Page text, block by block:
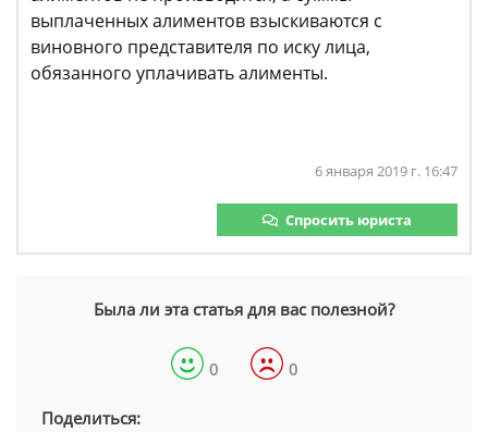
выплаченных алиментов взыскиваются с
виновного представителя по иску лица,
обязанного уплачивать алименты.
6 января 2019 г. 16:47
Спросить юриста
Была ли эта статья для вас полезной?
0 0
Поделиться: